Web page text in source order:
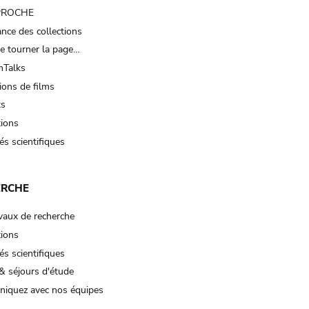
des collections
tourner la page…
de films
scientifiques
de recherche
scientifiques
séjours d'étude
avec nos équipes